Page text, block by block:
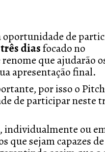
oportunidade de
diasfocado no
que ajudarão
apresentação final.
por isso o
de participar neste
individualmente ou
que sejam capazes